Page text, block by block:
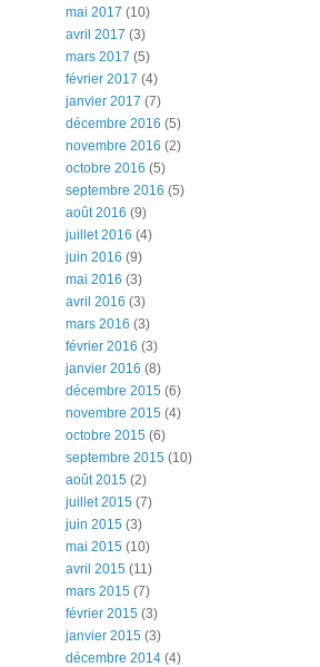
mai 2017 (10)
avril 2017 (3)
mars 2017 (5)
février 2017 (4)
janvier 2017 (7)
décembre 2016 (5)
novembre 2016 (2)
octobre 2016 (5)
septembre 2016 (5)
août 2016 (9)
juillet 2016 (4)
juin 2016 (9)
mai 2016 (3)
avril 2016 (3)
mars 2016 (3)
février 2016 (3)
janvier 2016 (8)
décembre 2015 (6)
novembre 2015 (4)
octobre 2015 (6)
septembre 2015 (10)
août 2015 (2)
juillet 2015 (7)
juin 2015 (3)
mai 2015 (10)
avril 2015 (11)
mars 2015 (7)
février 2015 (3)
janvier 2015 (3)
décembre 2014 (4)